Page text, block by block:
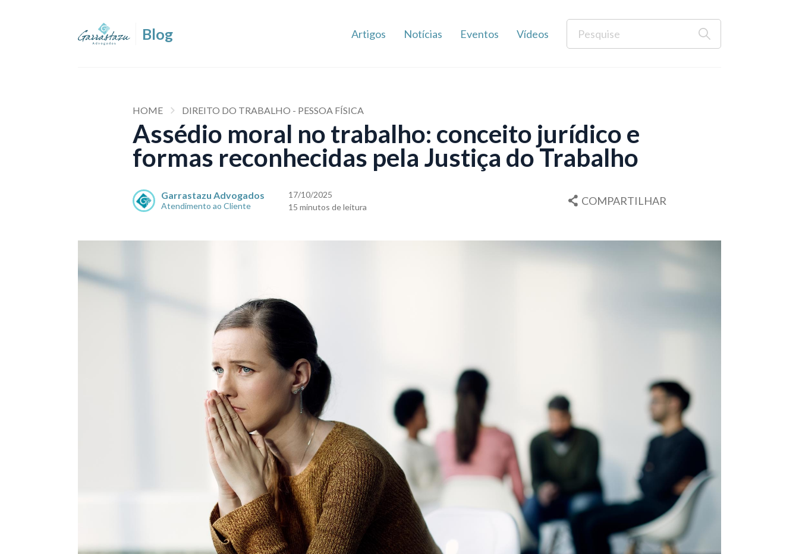
Artigos Notícias Eventos Vídeos
HOME DIREITO DO TRABALHO - PESSOA FÍSICA
Assédio moral no trabalho: conceito jurídico e
formas reconhecidas pela Justiça do Trabalho
Garrastazu Advogados
Atendimento ao Cliente
17/10/2025
15 minutos de leitura
COMPARTILHAR